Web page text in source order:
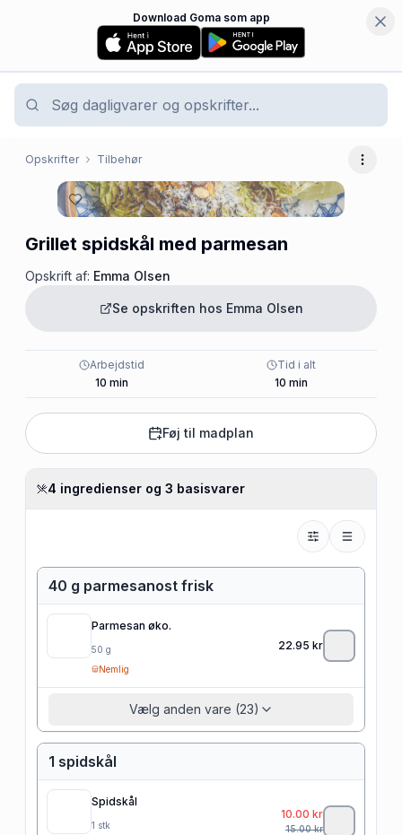
Download Goma som app
Opskrifter Tilbehør Flere
Grillet spidskål med parmesan
Opskrift af: Emma Olsen
Se opskriften hos Emma Olsen
Arbejdstid
10 min
Tid i alt
10 min
Føj til madplan
4 ingredienser og 3 basisvarer
40 g parmesanost frisk
Parmesan øko.
50 g
Nemlig
22.95 kr
Vælg anden vare (23)
1 spidskål
Spidskål
1 stk
10.00 kr
15.00kr